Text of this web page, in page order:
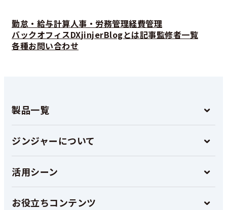
勤怠・給与計算人事・労務管理経費管理
バックオフィスDXjinjerBlogとは記事監修者一覧
各種お問い合わせ
製品一覧
ジンジャーについて
活用シーン
お役立ちコンテンツ